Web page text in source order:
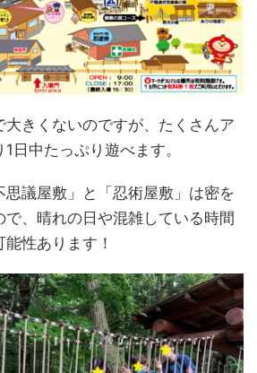
大きくないのですが、たくさんア
日中たっぷり遊べます。
思議屋敷」と「忍術屋敷」は密を
、晴れの日や混雑している時間
性あります！